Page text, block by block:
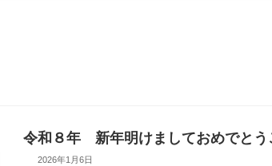
令和８年 新年明けましておめでとう
2026年1月6日